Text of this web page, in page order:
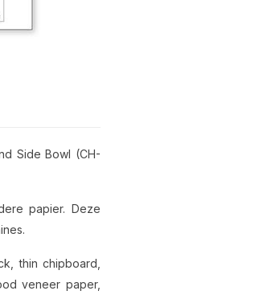
Side Bowl (CH-
papier. Deze
thin chipboard,
veneer paper,